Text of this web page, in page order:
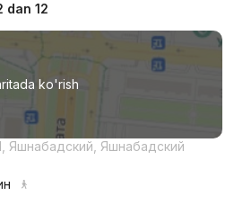
Best Stroy Invest
(99) 925...
Qulaylik
dan 12
ko'rish
Яшнабадский, Яшнабадский